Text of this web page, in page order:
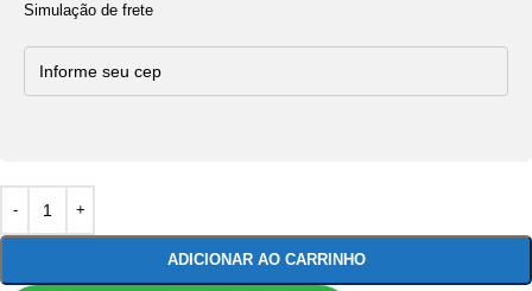
Simulação de frete
ADICIONAR AO CARRINHO